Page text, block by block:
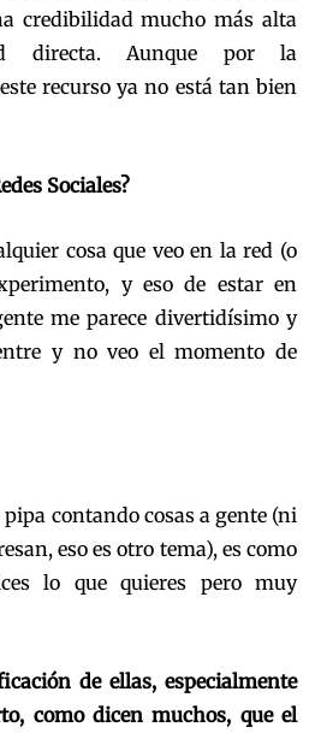
credibilidad mucho más alta
directa. Aunque por la
recurso ya no está tan bien
Sociales?
cosa que veo en la red (o
y eso de estar en
me parece divertidísimo y
y no veo el momento de
contando cosas a gente (ni
eso es otro tema), es como
lo que quieres pero muy
de ellas, especialmente
como dicen muchos, que el